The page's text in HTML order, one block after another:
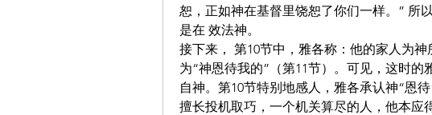
恕，正如神在基督里饶恕了你们一样。” 所
是在 效法神。
接下来， 第10节中，雅各称：他的家人为
为“神恩待我的”（第11节）。可见，这时
自神。第10节特别地感人，雅各承认神“恩
擅长投机取巧，一个机关算尽的人，他本应